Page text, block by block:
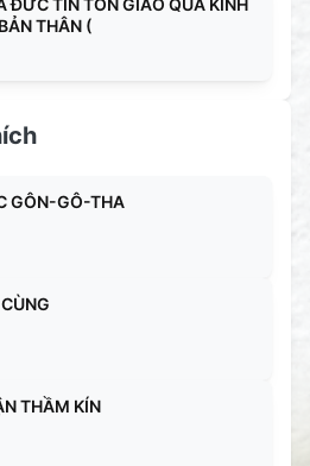
ĐỨC TIN TÔN GIÁO QUA KINH
THÂN (
GÔN-GÔ-THA
THẦM KÍN